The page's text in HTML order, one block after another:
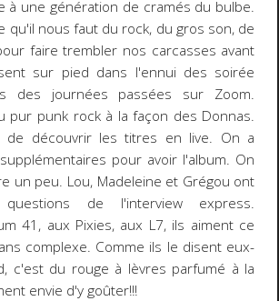
à une génération de cramés du bulbe.
qu'il nous faut du rock, du gros son, de
faire trembler nos carcasses avant
sur pied dans l'ennui des soirée
des journées passées sur Zoom.
pur punk rock à la façon des Donnas.
de découvrir les titres en live. On a
pour avoir l'album. On
un peu. Lou, Madeleine et Grégou ont
de l'interview express.
41, aux Pixies, aux L7, ils aiment ce
complexe. Comme ils le disent eux-
c'est du rouge à lèvres parfumé à la
envie d'y goûter!!!